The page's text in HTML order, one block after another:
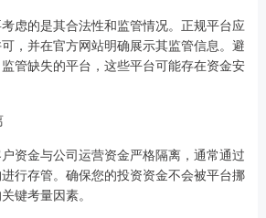
虑的是其合法性和监管情况。正规平台应
，并在官方网站明确展示其监管信息。避
管缺失的平台，这些平台可能存在资金安
资金与公司运营资金严格隔离，通常通过
行存管。确保您的投资资金不会被平台挪
键考量因素。